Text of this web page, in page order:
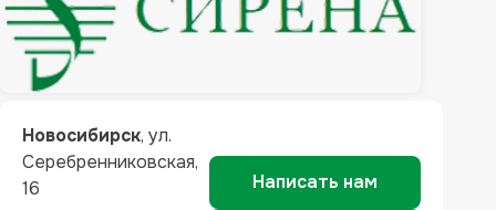
Новосибирск, ул.
Серебренниковская,
16
Написать нам